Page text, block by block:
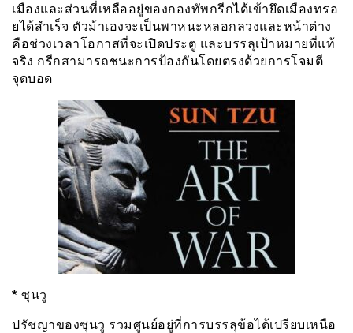
เมืองและส่วนที่เหลืออยู่ของกองทัพกรีกได้เข้ายึดเมืองทรอ
ยได้สำเร็จ ตัวม้าเองจะเป็นพาหนะหลอกลวงและหน้าต่าง
คือช่วงเวลาโอกาสที่จะเปิดประตู และบรรลุเป้าหมายที่แท้
จริง กรีกสามารถชนะการป้องกันโดยตรงด้วยการโจมตี
จุดบอด
* ซุนวู
ปรัชญาของซุนวู รวมศูนย์อยู่ที่การบรรลุข้อได้เปรียบเหนือ